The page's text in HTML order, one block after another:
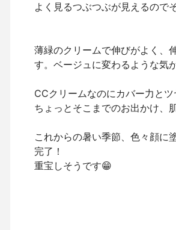
よく見るつぶつぶが見えるので
薄緑のクリームで伸びがよく、
す。ベージュに変わるような気
CCクリームなのにカバー力と
ちょっとそこまでのお出かけ、
これからの暑い季節、色々顔に
完了！
重宝しそうです😁